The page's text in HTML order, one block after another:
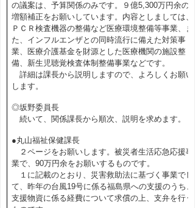
の議案は、予算関係のみです。９億5,300万円余の
増額補正をお願いしています。内容としましては、
ＰＣＲ検査機器の整備など医療環境整備等事業、ま
た、インフルエンザとの同時流行に備えた対策事
業、医療介護基金を財源とした医療機関の施設整
備、新生児聴覚検査体制整備事業などです。
詳細は課長から説明しますので、よろしくお願い
します。
◎坂野委員長
続いて、関係課長から順次、説明を求めます。
●丸山福祉保健課長
２ページをお願いします。被災者生活応急応援事
業で、90万円余をお願いするものです。
１に記載のとおり、災害救助法に基づく事業でし
て、昨年の台風19号に係る福島県への支援のうち、
支援物資に係る経費について求償の上、支弁を行う